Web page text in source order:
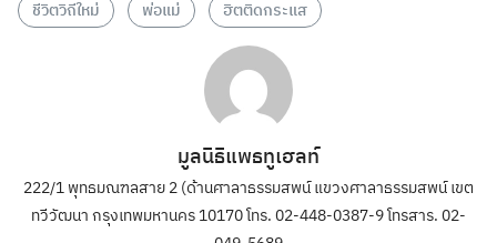
ชีวิตวิถีใหม่
พ่อแม่ ฮิตติดกระแส
มูลนิธิแพธทูเฮลท์
222/1 พุทธมณฑลสาย 2 (ด้านศาลาธรรมสพน์ แขวงศาลาธรรมสพน์ เขต
ทวีวัฒนา กรุงเทพมหานคร 10170 โทร. 02-448-0387-9 โทรสาร. 02-